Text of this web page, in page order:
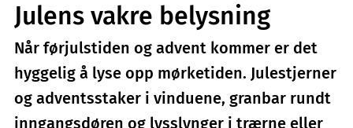
Julens vakre belysning
Når førjulstiden og advent kommer er det
hyggelig å lyse opp mørketiden. Julestjerner
og adventsstaker i vinduene, granbar rundt
inngangsdøren og lysslynger i trærne eller